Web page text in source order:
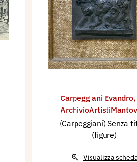
Carpeggiani Evandro,
(Carpeggiani) Senza
(figure)
Visualizza scheda